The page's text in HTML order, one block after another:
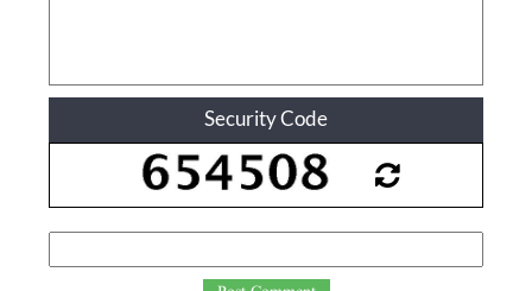
Security Code